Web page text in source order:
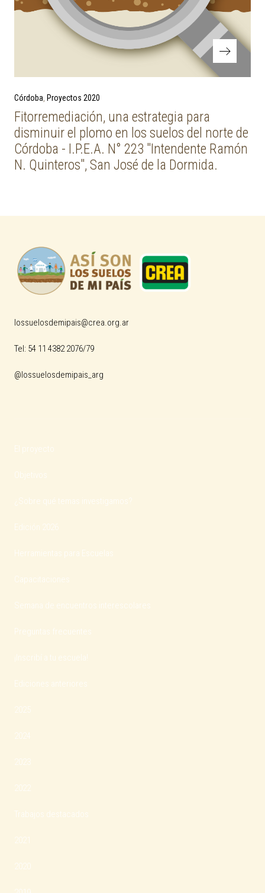
Next Post
Córdoba Proyectos 2020
Fitorremediación, una estrategia para
disminuir el plomo en los suelos del norte de
Córdoba - I.P.E.A. N° 223 "Intendente Ramón
N. Quinteros", San José de la Dormida.
lossuelosdemipais@crea.org.ar
Tel: 54 11 4382 2076/79
@lossuelosdemipais_arg
El proyecto
Objetivos
¿Sobre qué temas investigamos?
Edición 2026
Herramientas para Escuelas
Capacitaciones
Semana de encuentros interescolares
Preguntas frecuentes
¡Inscribí a tu escuela!
Ediciones anteriores
2025
2024
2023
2022
Trabajos destacados
2021
2020